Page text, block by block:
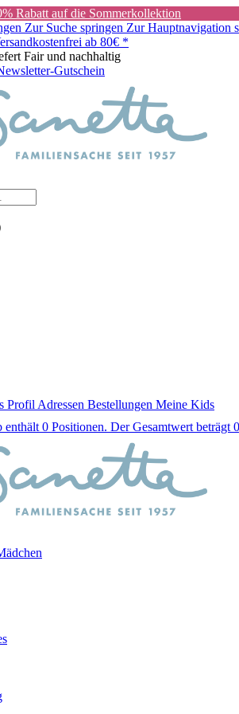
Rabatt auf die Sommerkollektion
Zur Suche springen Zur Hauptnavigation
ab 80€ *
Fair und nachhaltig
Gutschein
Profil Adressen Bestellungen Meine Kids
enthält 0 Positionen. Der Gesamtwert beträgt